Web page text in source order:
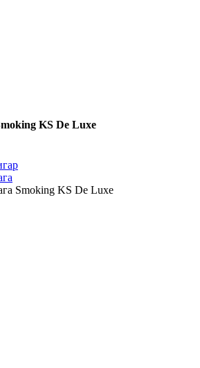
KS De Luxe
Smoking KS De Luxe